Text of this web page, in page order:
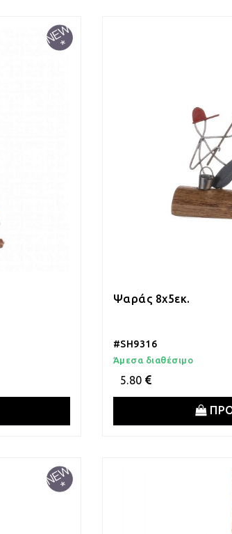
Ψαράς 8x5εκ.
#SH9316
Άμεσα διαθέσιμο
5.80